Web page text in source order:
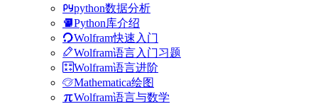
python数据分析
Python库介绍
Wolfram快速入门
Wolfram语言入门习题
Wolfram语言进阶
Mathematica绘图
Wolfram语言与数学